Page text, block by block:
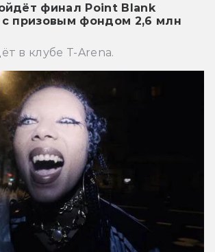
финал Point Blank
с призовым фондом 2,6 млн
в клубе T-Arena.